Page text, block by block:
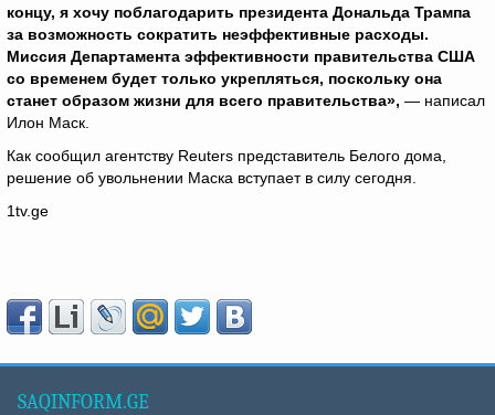
концу, я хочу поблагодарить президента Дональда Трампа
за возможность сократить неэффективные расходы.
Миссия Департамента эффективности правительства США
со временем будет только укрепляться, поскольку она
станет образом жизни для всего правительства», — написал
Илон Маск.
Как сообщил агентству Reuters представитель Белого дома,
решение об увольнении Маска вступает в силу сегодня.
1tv.ge
SAQINFORM.GE